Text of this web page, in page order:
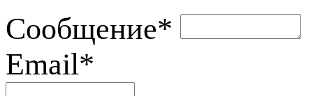
Сообщение*
Email*